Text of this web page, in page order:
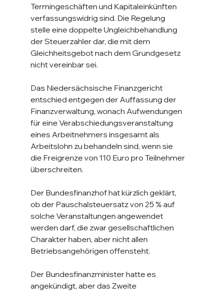
Termingeschäften und Kapitaleinkünften
verfassungswidrig sind. Die Regelung
stelle eine doppelte Ungleichbehandlung
der Steuerzahler dar, die mit dem
Gleichheitsgebot nach dem Grundgesetz
nicht vereinbar sei.
Das Niedersächsische Finanzgericht
entschied entgegen der Auffassung der
Finanzverwaltung, wonach Aufwendungen
für eine Verabschiedungsveranstaltung
eines Arbeitnehmers insgesamt als
Arbeitslohn zu behandeln sind, wenn sie
die Freigrenze von 110 Euro pro Teilnehmer
überschreiten.
Der Bundesfinanzhof hat kürzlich geklärt,
ob der Pauschalsteuersatz von 25 % auf
solche Veranstaltungen angewendet
werden darf, die zwar gesellschaftlichen
Charakter haben, aber nicht allen
Betriebsangehörigen offensteht.
Der Bundesfinanzminister hatte es
angekündigt, aber das Zweite